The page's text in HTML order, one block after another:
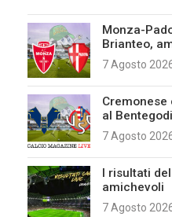
Monza-
Brianteo,
7 Agosto
Cremonese
al
7 Agosto
I risultati
amichevoli
7 Agosto